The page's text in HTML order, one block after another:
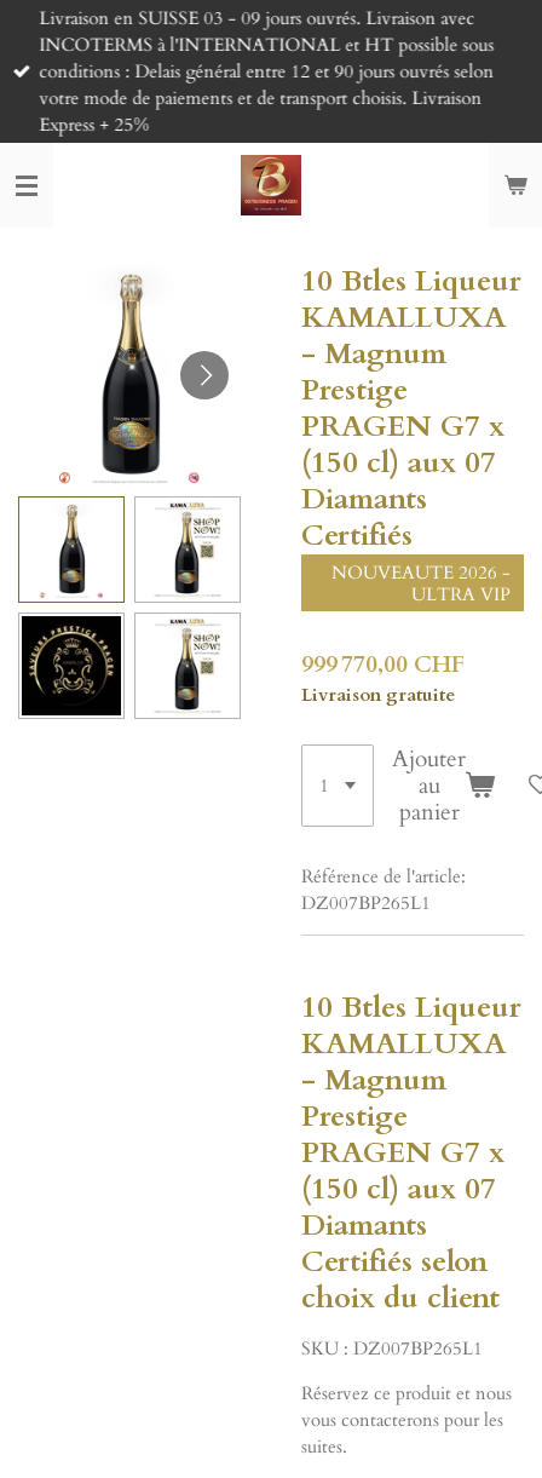
Passer
contenu
principal
Livraison en SUISSE 03 - 09 jours ouvrés. Livraison avec
INCOTERMS à l'INTERNATIONAL et HT possible sous
conditions : Delais général entre 12 et 90 jours ouvrés selon
votre mode de paiements et de transport choisis. Livraison
Express + 25%
10 Btles Liqueur
KAMALLUXA
- Magnum
Prestige
PRAGEN G7 x
(150 cl) aux 07
Diamants
Certifiés
NOUVEAUTE 2026 -
ULTRA VIP
999 770,00 CHF
Livraison gratuite
Ajouter
au
panier
Référence de l'article:
DZ007BP265L1
10 Btles Liqueur
KAMALLUXA
- Magnum
Prestige
PRAGEN G7 x
(150 cl) aux 07
Diamants
Certifiés selon
choix du client
SKU : DZ007BP265L1
Réservez ce produit et nous
vous contacterons pour les
suites.